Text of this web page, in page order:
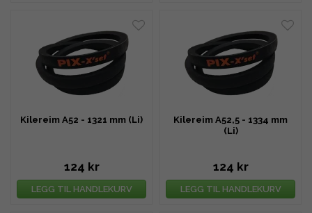
Kilereim A52 - 1321 mm (Li)
124 kr
LEGG TIL HANDLEKURV
Kilereim A52,5 - 1334 mm
(Li)
124 kr
LEGG TIL HANDLEKURV